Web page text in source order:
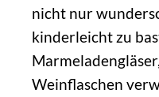
nicht nur
kinderleicht zu
Weinflaschen